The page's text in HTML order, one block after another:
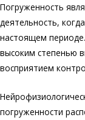
Погруженность
деятельность,
настоящем
высоким степенью
восприятием
погруженности